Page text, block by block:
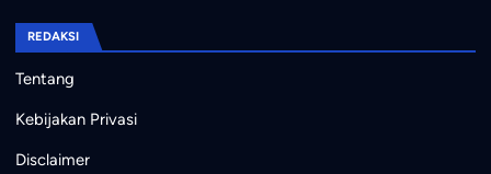
REDAKSI
Tentang
Kebijakan Privasi
Disclaimer